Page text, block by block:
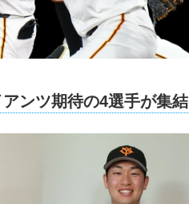
ンツ期待の4選手が集結